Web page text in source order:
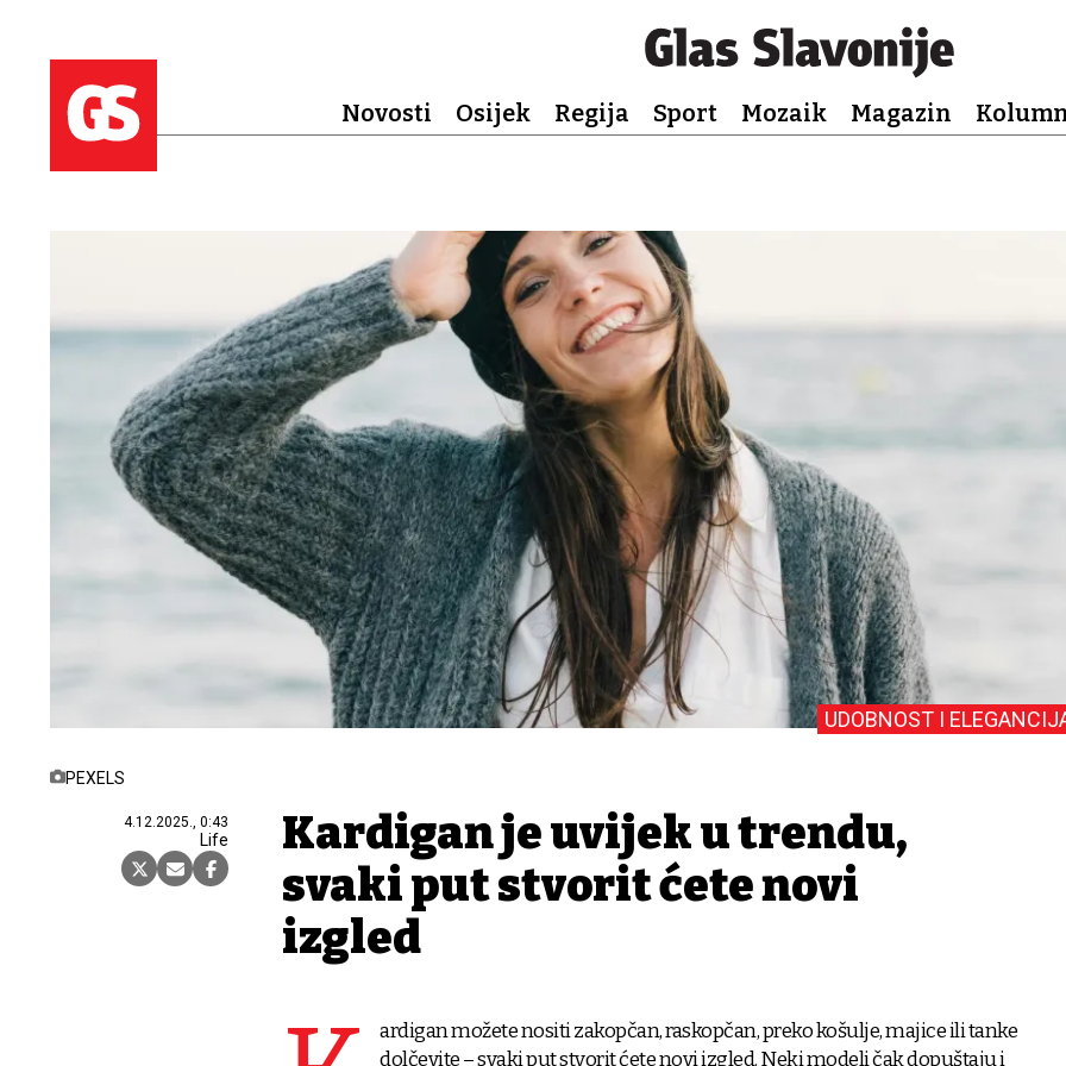
Novosti Osijek Regija Sport Mozaik Magazin
PEXELS
4.12.2025., 0:43
Life
UDOBNOST I
Kardigan je uvijek u trendu,
svaki put stvorit ćete novi
izgled
ardigan možete nositi zakopčan, raskopčan, preko košulje, majice ili tanke
dolčevite – svaki put stvorit ćete novi izgled. Neki modeli čak dopuštaju i